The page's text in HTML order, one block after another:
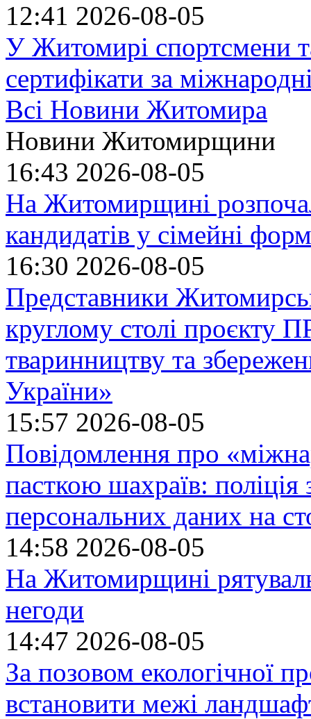
12:41 2026-08-05
У Житомирі спортсмени
сертифікати за
Всі Новини Житомира
Новини Житомирщини
16:43 2026-08-05
На Житомирщині
кандидатів у сімейні
16:30 2026-08-05
Представники
круглому столі проєкту
тваринництву та
України»
15:57 2026-08-05
Повідомлення про
пасткою шахраїв: поліція
персональних даних на
14:58 2026-08-05
На Житомирщині
негоди
14:47 2026-08-05
За позовом екологічної
встановити межі